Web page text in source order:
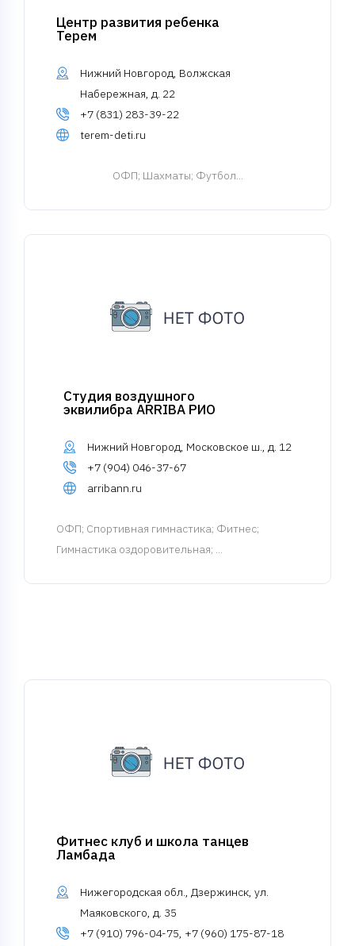
Центр развития ребенка
Терем
Нижний Новгород, Волжская
Набережная, д. 22
+7 (831) 283-39-22
terem-deti.ru
ОФП; Шахматы; Футбол...
Студия воздушного
эквилибра ARRIBA РИО
Нижний Новгород, Московское ш., д. 12
+7 (904) 046-37-67
arribann.ru
ОФП; Спортивная гимнастика; Фитнес;
Гимнастика оздоровительная; ...
Фитнес клуб и школа танцев
Ламбада
Нижегородская обл., Дзержинск, ул.
Маяковского, д. 35
+7 (910) 796-04-75, +7 (960) 175-87-18